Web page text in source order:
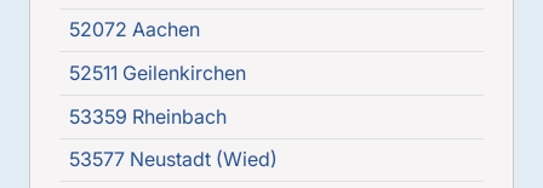
52072 Aachen
52511 Geilenkirchen
53359 Rheinbach
53577 Neustadt (Wied)